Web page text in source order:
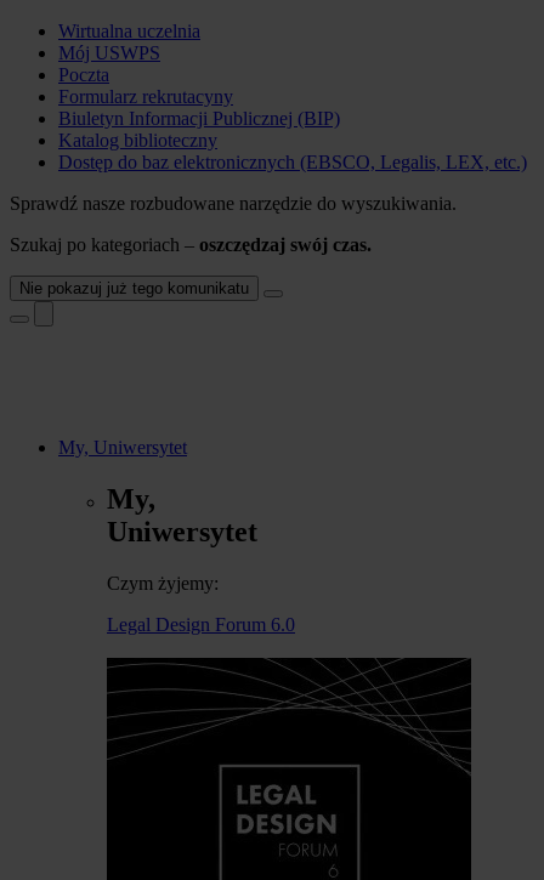
Wirtualna uczelnia
Mój USWPS
Poczta
Formularz rekrutacyny
Biuletyn Informacji Publicznej (BIP)
Katalog biblioteczny
Dostęp do baz elektronicznych (EBSCO, Legalis, LEX, etc.)
Sprawdź nasze rozbudowane narzędzie do wyszukiwania.
Szukaj po kategoriach – oszczędzaj swój czas.
Nie pokazuj już tego komunikatu
My, Uniwersytet
My,
Uniwersytet
Czym żyjemy:
Legal Design Forum 6.0